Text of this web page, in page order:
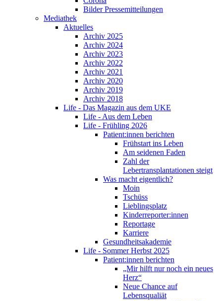
Bilder Pressemitteilungen
Mediathek
Aktuelles
Archiv 2025
Archiv 2024
Archiv 2023
Archiv 2022
Archiv 2021
Archiv 2020
Archiv 2019
Archiv 2018
Life - Das Magazin aus dem UKE
Life - Aus dem Leben
Life - Frühling 2026
Patient:innen berichten
Frühstart ins Leben
Am seidenen Faden
Zahl der
Lebertransplantationen steigt
Was macht eigentlich?
Moin
Tschüss
Lieblingsplatz
Kinderreporter:innen
Reportage
Karriere
Gesundheitsakademie
Life - Sommer Herbst 2025
Patient:innen berichten
„Mir hilft nur noch ein neues
Herz“
Neue Chance auf
Lebensqualiät